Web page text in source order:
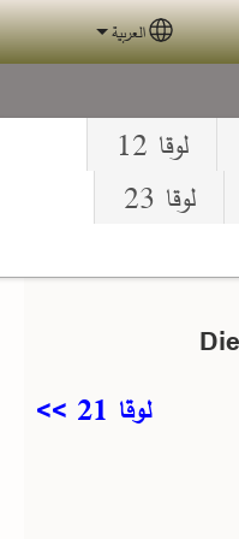
your language
العربية
لوقا 12
لوقا 23
لوقا 21 >>